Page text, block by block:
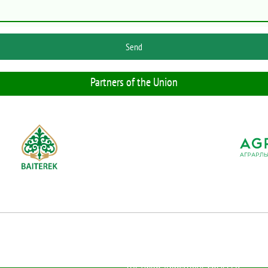
Send
Partners of the Union
THE AGRO-INDUSTRIAL COMPLEX"